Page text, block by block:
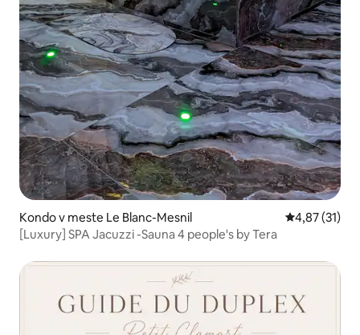
Kondo v meste Le Blanc-Mesnil Priemerné
4,87 (31)
[Luxury] SPA Jacuzzi -Sauna 4 people's by Tera